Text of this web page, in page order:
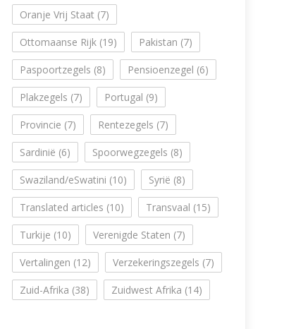
Oranje Vrij Staat (7)
Ottomaanse Rijk (19) Pakistan (7)
Paspoortzegels (8) Pensioenzegel (6)
Plakzegels (7) Portugal (9)
Provincie (7) Rentezegels (7)
Sardinië (6) Spoorwegzegels (8)
Swaziland/eSwatini (10) Syrië (8)
Translated articles (10) Transvaal (15)
Turkije (10) Verenigde Staten (7)
Vertalingen (12) Verzekeringszegels (7)
Zuid-Afrika (38) Zuidwest Afrika (14)